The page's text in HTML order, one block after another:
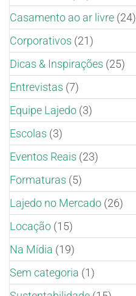
Casamento ao ar livre (24)
Corporativos (21)
Dicas & Inspirações (25)
Entrevistas (7)
Equipe Lajedo (3)
Escolas (3)
Eventos Reais (23)
Formaturas (5)
Lajedo no Mercado (26)
Locação (15)
Na Mídia (19)
Sem categoria (1)